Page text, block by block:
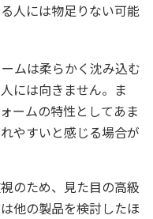
人には物足りない可能
ムは柔らかく沈み込む
には向きません。ま
ームの特性としてあま
やすいと感じる場合が
のため、見た目の高級
他の製品を検討したほ